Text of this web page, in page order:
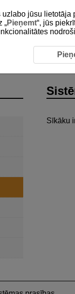
prasības
Sīkāku
jūsu
„Pieņemt“, jūs